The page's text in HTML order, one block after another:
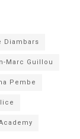
Diambars
Marc Guillou
Pembe